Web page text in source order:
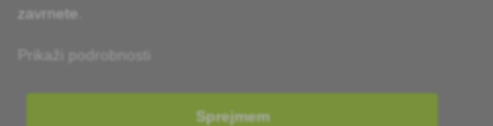
zavrnete.
Prikaži podrobnosti
Sprejmem